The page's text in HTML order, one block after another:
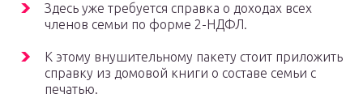
Здесь уже требуется справка о доходах всех
членов семьи по форме 2-НДФЛ.
К этому внушительному пакету стоит приложить
справку из домовой книги о составе семьи с
печатью.